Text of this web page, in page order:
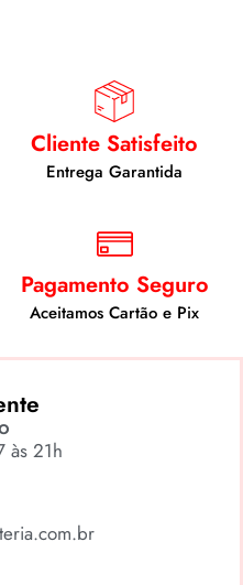
Cliente Satisfeito
Entrega Garantida
Pagamento Seguro
Aceitamos Cartão e Pix
às 21h